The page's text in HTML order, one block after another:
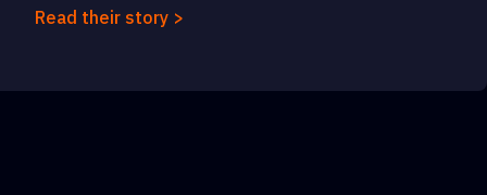
Read their story >